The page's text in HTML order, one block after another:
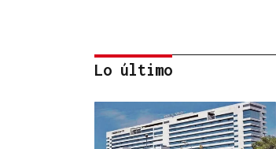
FASE DE EMERGENCIA
Lo último